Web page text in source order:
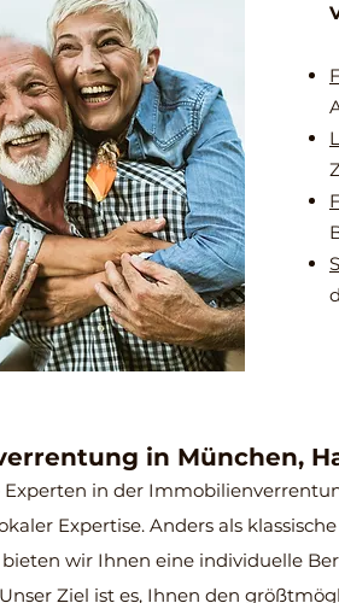
in München,
in der
Expertise. Anders als
bieten wir Ihnen eine individuelle
Ziel ist es, Ihnen den